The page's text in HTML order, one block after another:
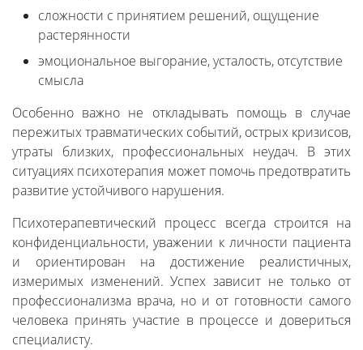
сложности с принятием решений, ощущение
растерянности
эмоциональное выгорание, усталость, отсутствие
смысла
Особенно важно не откладывать помощь в случае
пережитых травматических событий, острых кризисов,
утраты близких, профессиональных неудач. В этих
ситуациях психотерапия может помочь предотвратить
развитие устойчивого нарушения.
Психотерапевтический процесс всегда строится на
конфиденциальности, уважении к личности пациента
и ориентирован на достижение реалистичных,
измеримых изменений. Успех зависит не только от
профессионализма врача, но и от готовности самого
человека принять участие в процессе и довериться
специалисту.